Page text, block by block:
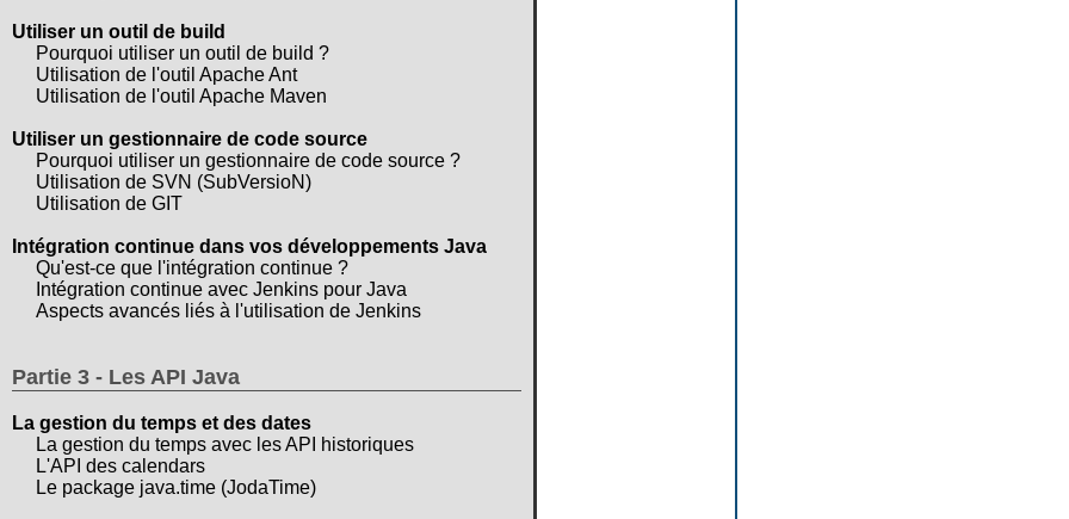
Utiliser un outil de build
Pourquoi utiliser un outil de build ?
Utilisation de l'outil Apache Ant
Utilisation de l'outil Apache Maven
Utiliser un gestionnaire de code source
Pourquoi utiliser un gestionnaire de code source ?
Utilisation de SVN (SubVersioN)
Utilisation de GIT
Intégration continue dans vos développements Java
Qu'est-ce que l'intégration continue ?
Intégration continue avec Jenkins pour Java
Aspects avancés liés à l'utilisation de Jenkins
Partie 3 - Les API Java
La gestion du temps et des dates
La gestion du temps avec les API historiques
L'API des calendars
Le package java.time (JodaTime)